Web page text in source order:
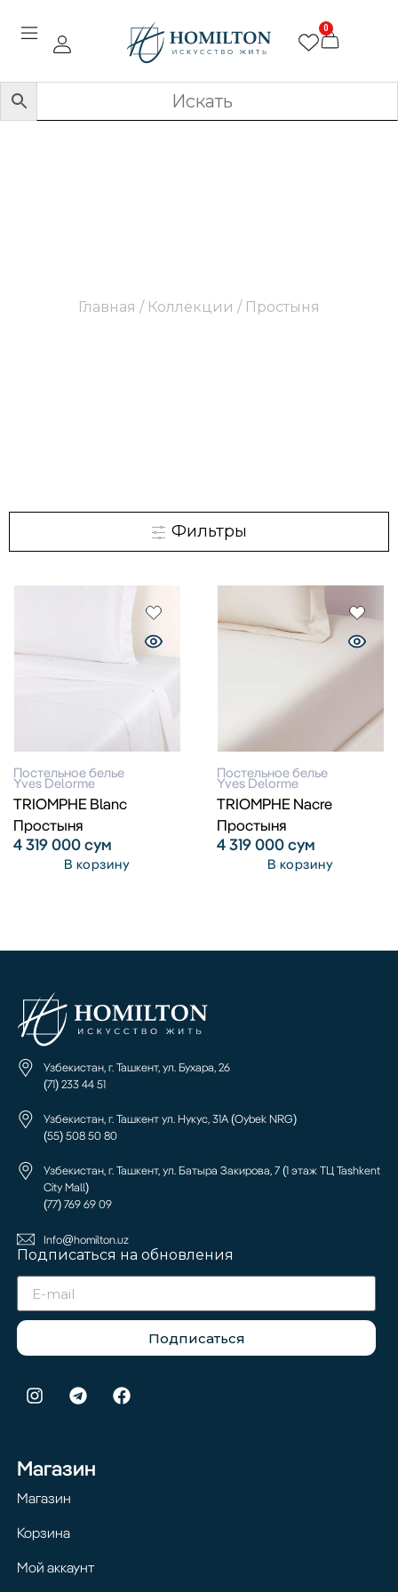
0
Главная / Коллекции / Простыня
Фильтры
Постельное белье
Yves Delorme
TRIOMPHE Blanc
Простыня
4 319 000сум
В корзину
Постельное белье
Yves Delorme
TRIOMPHE Nacre
Простыня
4 319 000сум
В корзину
Узбекистан, г. Ташкент, ул. Бухара, 26
(71) 233 44 51
Узбекистан, г. Ташкент ул. Нукус, 31А (Oybek NRG)
(55) 508 50 80
Узбекистан, г. Ташкент, ул. Батыра Закирова, 7 (1 этаж ТЦ Tashkent
City Mall)
(77) 769 69 09
Info@homilton.uz
Подписаться на обновления
Подписаться
Магазин
Магазин
Корзина
Мой аккаунт